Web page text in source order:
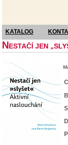
KATALOG
NESTAČÍ JEN